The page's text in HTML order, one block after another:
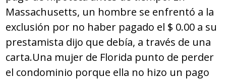
Massachusetts, un hombre se enfrentó a la
exclusión por no haber pagado el $ 0.00 a su
prestamista dijo que debía, a través de una
carta.Una mujer de Florida punto de perder
el condominio porque ella no hizo un pago